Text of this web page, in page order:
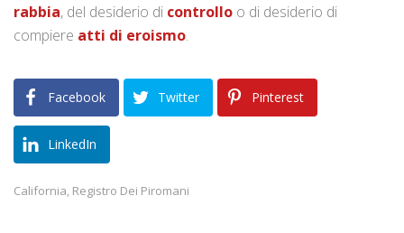
rabbia, del desiderio di controllo o di desiderio di
compiere atti di eroismo.
Facebook Twitter Pinterest
LinkedIn
California, Registro Dei Piromani